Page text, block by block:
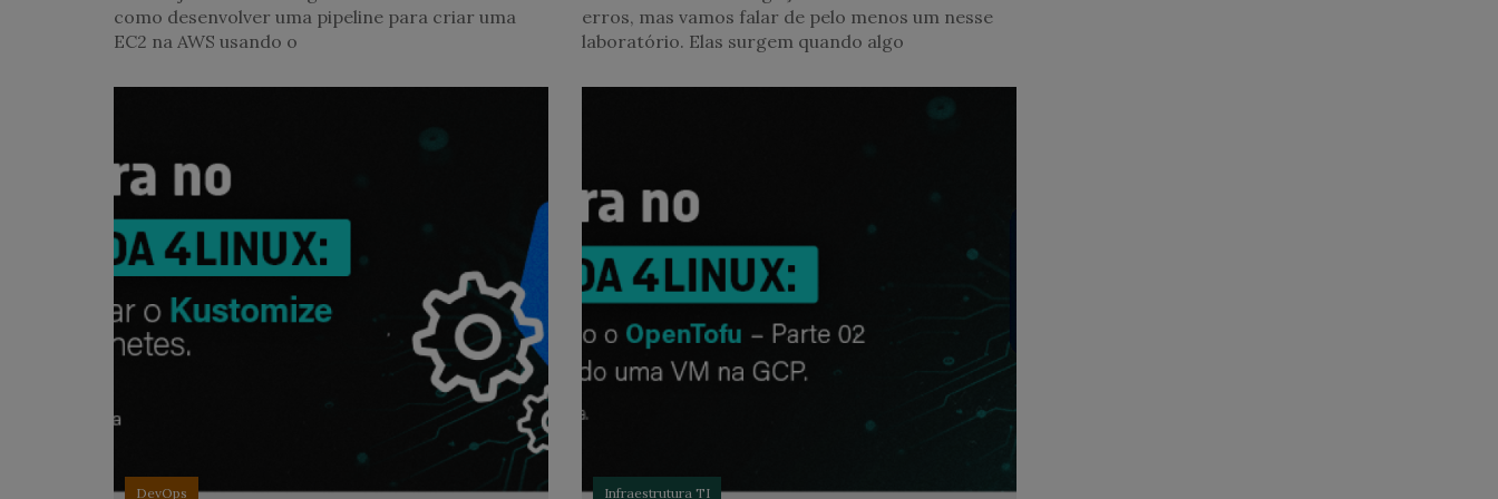
como desenvolver uma pipeline para criar uma
EC2 na AWS usando o
erros, mas vamos falar de pelo menos um nesse
laboratório. Elas surgem quando algo
DevOps Infraestrutura TI